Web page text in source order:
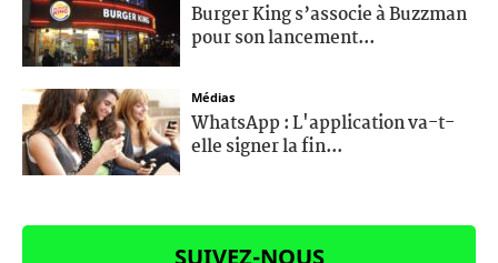
Burger King s’associe à Buzzman
pour son lancement...
Médias
WhatsApp : L'application va-t-
elle signer la fin...